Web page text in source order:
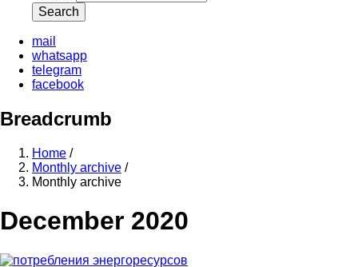
mail
whatsapp
telegram
facebook
Breadcrumb
Home /
Monthly archive /
Monthly archive
December 2020